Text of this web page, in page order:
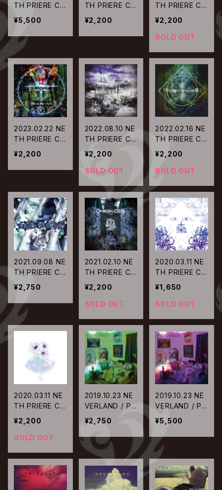
TH PRIERE CAI
N / 大地へ還る
生命、最果ての
鎮魂歌【豪華盤】
¥5,500
TH PRIERE CAI
N / 大地へ還る
生命、最果ての
鎮魂歌【通常盤】
¥2,200
TH PRIERE CAI
N / エイルの丘
¥2,200
SOLD OUT
2023.02.22 NE
TH PRIERE CAI
N / 創造の先、
破滅へと至る
声。
¥2,200
2022.08.10 NE
TH PRIERE CAI
N / 約束の地に
て、美しく舞う。
¥2,200
SOLD OUT
2022.02.16 NE
TH PRIERE CAI
N / 失楽園ヘト
渡ル黒キ影
¥2,200
SOLD OUT
2021.09.08 NE
TH PRIERE CAI
N / 予言の夢、
終末の黙示録
¥2,750
2021.02.10 NE
TH PRIERE CAI
N / 救いの為に、
神罰を。
¥2,200
SOLD OUT
2020.03.11 NE
TH PRIERE CAI
N / 人故、人願
う。【TYPE-B】
¥1,650
SOLD OUT
2020.03.11 NE
TH PRIERE CAI
N / 人故、人願
う。【TYPE-A】
¥2,200
SOLD OUT
2019.10.23 NE
VERLAND / PS
YCHEDELIC【T
YPE-B】
¥2,750
2019.10.23 NE
VERLAND / PS
YCHEDELIC【T
YPE-A】
¥5,500